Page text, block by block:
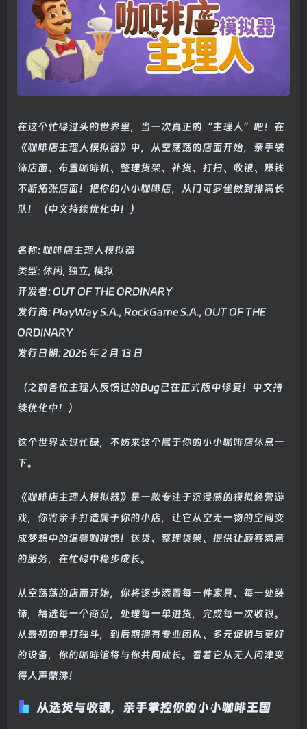
在这个忙碌过头的世界里，当一次真正的“主理人”吧！在
《咖啡店主理人模拟器》中，从空荡荡的店面开始，亲手装
饰店面、布置咖啡机、整理货架、补货、打扫、收银、赚钱
不断拓张店面！把你的小小咖啡店，从门可罗雀做到排满长
队！（中文持续优化中！）
名称: 咖啡店主理人模拟器
类型: 休闲, 独立, 模拟
开发者: OUT OF THE ORDINARY
发行商: PlayWay S.A., RockGame S.A., OUT OF THE
ORDINARY
发行日期: 2026 年 2 月 13 日
（之前各位主理人反馈过的Bug已在正式版中修复！中文持
续优化中！）
这个世界太过忙碌，不妨来这个属于你的小小咖啡店休息一
下。
《咖啡店主理人模拟器》是一款专注于沉浸感的模拟经营游
戏，你将亲手打造属于你的小店，让它从空无一物的空间变
成梦想中的温馨咖啡馆！送货、整理货架、提供让顾客满意
的服务，在忙碌中稳步成长。
从空荡荡的店面开始，你将逐步添置每一件家具、每一处装
饰，精选每一个商品，处理每一单进货，完成每一次收银。
从最初的单打独斗，到后期拥有专业团队、多元促销与更好
的设备，你的咖啡馆将与你共同成长。看着它从无人问津变
得人声鼎沸！
从选货与收银，亲手掌控你的小小咖啡王国